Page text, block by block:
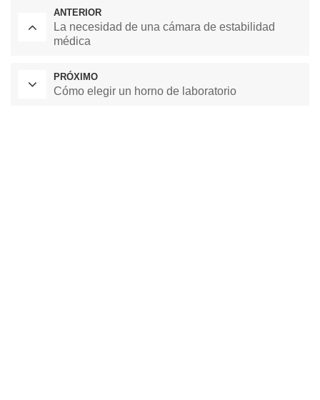
ANTERIOR
La necesidad de una cámara de estabilidad
médica
PRÓXIMO
Cómo elegir un horno de laboratorio